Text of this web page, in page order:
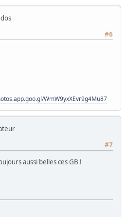
#6
WmW9yxXEvr9g4Mu87
#7
aussi belles ces GB !